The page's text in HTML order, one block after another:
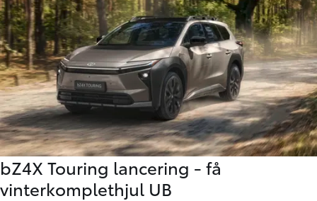
bZ4X Touring lancering - få
vinterkomplethjul UB